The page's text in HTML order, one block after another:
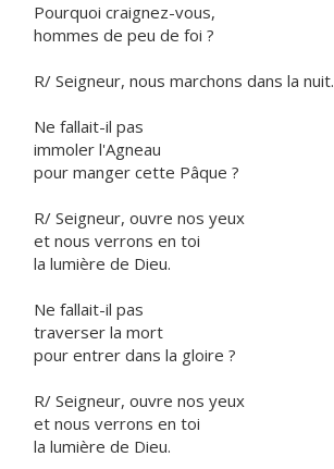
Pourquoi craignez-vous,
hommes de peu de foi ?
R/ Seigneur, nous marchons dans la nuit.
Ne fallait-il pas
immoler l'Agneau
pour manger cette Pâque ?
R/ Seigneur, ouvre nos yeux
et nous verrons en toi
la lumière de Dieu.
Ne fallait-il pas
traverser la mort
pour entrer dans la gloire ?
R/ Seigneur, ouvre nos yeux
et nous verrons en toi
la lumière de Dieu.